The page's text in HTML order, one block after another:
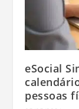
eSocial
pessoas